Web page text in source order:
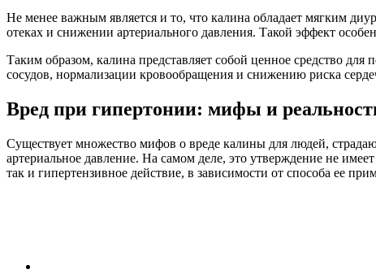
Не менее важным является и то, что калина обладает мягким
отеках и снижении артериального давления. Такой эффект
Таким образом, калина представляет собой ценное средство
сосудов, нормализации кровообращения и снижению риска
Вред при гипертонии: мифы и
Существует множество мифов о вреде калины для людей,
артериальное давление. На самом деле, это утверждение не
так и гипертензивное действие, в зависимости от способа ее